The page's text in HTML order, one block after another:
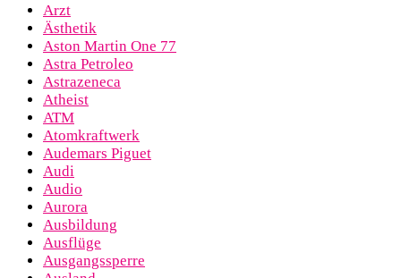
Arzt
Ästhetik
Aston Martin One 77
Astra Petroleo
Astrazeneca
Atheist
ATM
Atomkraftwerk
Audemars Piguet
Audi
Audio
Aurora
Ausbildung
Ausflüge
Ausgangssperre